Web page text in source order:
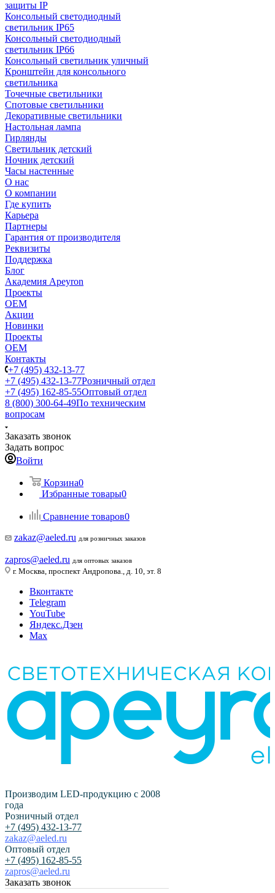
защиты IP
Консольный светодиодный
светильник IP65
Консольный светодиодный
светильник IP66
Консольный светильник уличный
Кронштейн для консольного
светильника
Точечные светильники
Спотовые светильники
Декоративные светильники
Настольная лампа
Гирлянды
Светильник детский
Ночник детский
Часы настенные
О нас
О компании
Где купить
Карьера
Партнеры
Гарантия от производителя
Реквизиты
Поддержка
Блог
Академия Apeyron
Проекты
ОЕМ
Акции
Новинки
Проекты
ОЕМ
Контакты
+7 (495) 432-13-77
+7 (495) 432-13-77Розничный отдел
+7 (495) 162-85-55Оптовый отдел
8 (800) 300-64-49По техническим
вопросам
Заказать звонок
Задать вопрос
Войти
Корзина0
Избранные товары0
Сравнение товаров0
zakaz@aeled.ru для розничных заказов
zapros@aeled.ru для оптовых заказов
г. Москва, проспект Андропова., д. 10, эт. 8
Вконтакте
Telegram
YouTube
Яндекс.Дзен
Max
Производим LED-продукцию с 2008
года
Розничный отдел
+7 (495) 432-13-77
zakaz@aeled.ru
Оптовый отдел
+7 (495) 162-85-55
zapros@aeled.ru
Заказать звонок